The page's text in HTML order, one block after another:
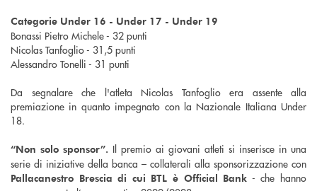
Categorie Under 16 - Under 17 - Under 19
Bonassi Pietro Michele - 32 punti
Nicolas Tanfoglio - 31,5 punti
Alessandro Tonelli - 31 punti
Da segnalare che l'atleta Nicolas Tanfoglio era assente alla
premiazione in quanto impegnato con la Nazionale Italiana Under
18.
“Non solo sponsor”. Il premio ai giovani atleti si inserisce in una
serie di iniziative della banca – collaterali alla sponsorizzazione con
Pallacanestro Brescia di cui BTL è Official Bank - che hanno